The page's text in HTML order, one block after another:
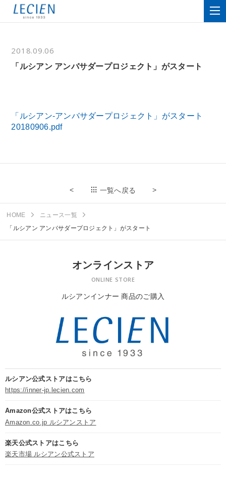
2018.09.06
「ルシアン アンバサダープロジェクト」がスタート
「ルシアン-アンバサダープロジェクト」がスタート
20180906.pdf
< 一覧へ戻る >
HOME
ニュース一覧
「ルシアン アンバサダープロジェクト」がスタート
オンラインストア
ONLINE STORE
ルシアンインナー 商品のご購入
ルシアン公式ストアはこちら
https://inner-jp.lecien.com
Amazon公式ストアはこちら
Amazon.co.jp ルシアンストア
楽天公式ストアはこちら
楽天市場 ルシアン公式ストア